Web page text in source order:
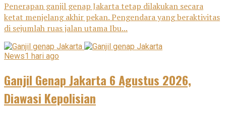
Penerapan ganjil genap Jakarta tetap dilakukan secara
ketat menjelang akhir pekan. Pengendara yang beraktivitas
di sejumlah ruas jalan utama Ibu...
News1 hari ago
Ganjil Genap Jakarta 6 Agustus 2026,
Diawasi Kepolisian